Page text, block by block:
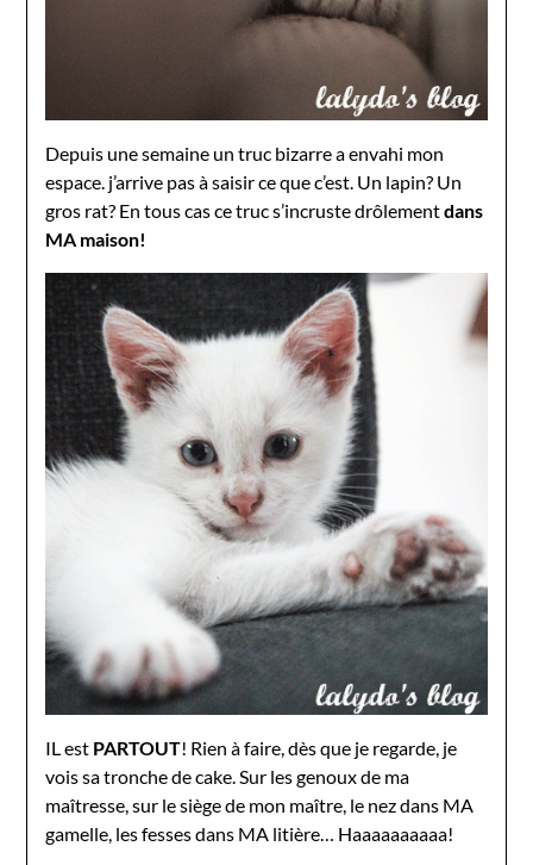
Depuis une semaine un truc bizarre a envahi mon
espace. j’arrive pas à saisir ce que c’est. Un lapin? Un
gros rat? En tous cas ce truc s’incruste drôlementdans
MA maison!
IL est PARTOUT! Rien à faire, dès que je regarde, je
vois sa tronche de cake. Sur les genoux de ma
maîtresse, sur le siège de mon maître, le nez dans MA
gamelle, les fesses dans MA litière… Haaaaaaaaaa!